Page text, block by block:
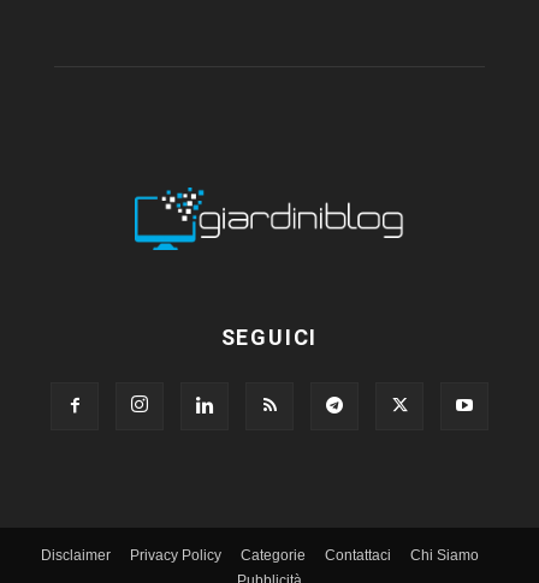
SEGUICI
Disclaimer Privacy Policy Categorie Contattaci
Chi Siamo